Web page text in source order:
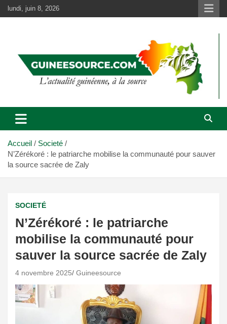
Aller
au
lundi, juin 8, 2026
Accueil
Societé
N’Zérékoré : le patriarche mobilise la communauté pour sauver
la source sacrée de Zaly
SOCIETÉ
N’Zérékoré : le patriarche
mobilise la communauté pour
sauver la source sacrée de Zaly
4 novembre 2025 Guineesource